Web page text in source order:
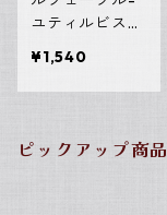
ユティルビスケ
¥1,540
ピックアップ商品